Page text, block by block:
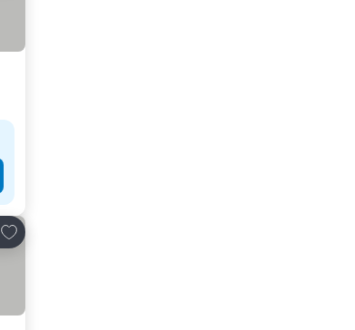
Lisää suosikkeihin